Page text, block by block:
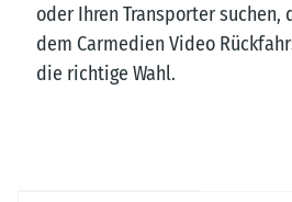
oder Ihren Transporter
dem Carmedien Video
die richtige Wahl.